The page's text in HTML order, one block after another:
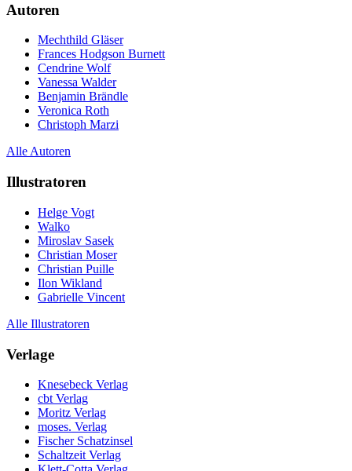
Autoren
Mechthild Gläser
Frances Hodgson Burnett
Cendrine Wolf
Vanessa Walder
Benjamin Brändle
Veronica Roth
Christoph Marzi
Alle Autoren
Illustratoren
Helge Vogt
Walko
Miroslav Sasek
Christian Moser
Christian Puille
Ilon Wikland
Gabrielle Vincent
Alle Illustratoren
Verlage
Knesebeck Verlag
cbt Verlag
Moritz Verlag
moses. Verlag
Fischer Schatzinsel
Schaltzeit Verlag